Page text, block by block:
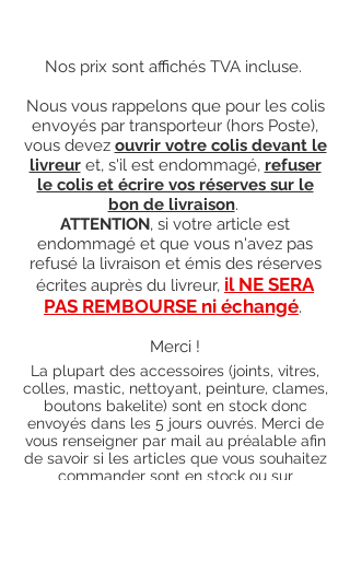
Nos prix sont affichés TVA incluse.
Nous vous rappelons que pour les colis
envoyés par transporteur (hors Poste),
vous devez ouvrir votre colis devant le
livreuret, s'il est endommagé, refuser
le colis et écrire vos réserves sur le
bon de livraison.
ATTENTION, si votre article est
endommagé et que vous n'avez pas
refusé la livraison et émis des réserves
écrites auprès du livreur, il NE SERA
PAS REMBOURSE ni échangé.
Merci !
La plupart des accessoires (joints, vitres,
colles, mastic, nettoyant, peinture, clames,
boutons bakelite) sont en stock donc
envoyés dans les 5 jours ouvrés. Merci de
vous renseigner par mail au préalable afin
de savoir si les articles que vous souhaitez
commander sont en stock ou sur